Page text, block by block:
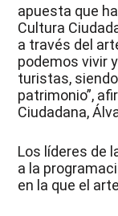
apuesta que
Cultura
a través del
podemos vivir
turistas,
patrimonio”,
Ciudadana,
Los líderes de
a la
en la que el